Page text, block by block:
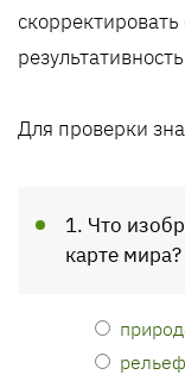
Для проверки
1. Что
карте мира?
рельеф